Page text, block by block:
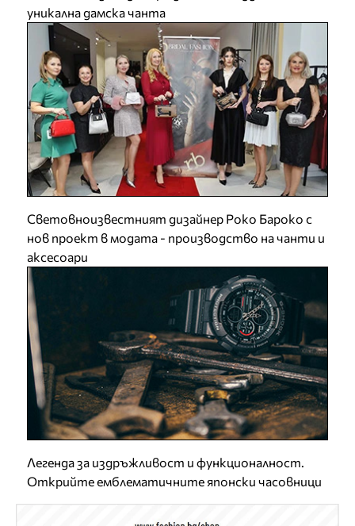
уникална дамска чанта
Световноизвестният дизайнер Роко Бароко с
нов проект в модата - производство на чанти и
аксесоари
Легенда за издръжливост и функционалност.
Открийте емблематичните японски часовници